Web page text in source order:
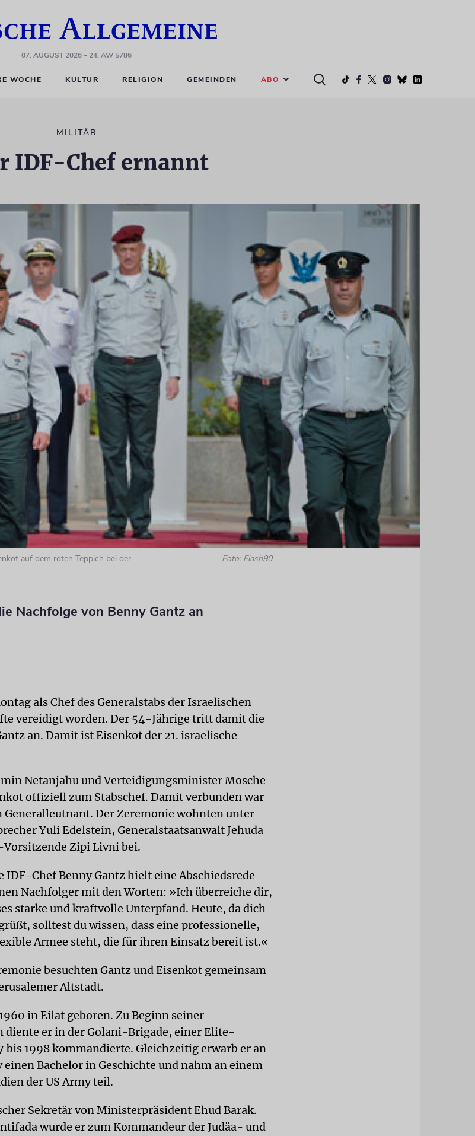
07. AUGUST 2026– 24. AW 5786
WOCHE KULTUR RELIGION GEMEINDEN ABO
MILITÄR
IDF-Chef ernannt
auf dem roten Teppich bei der
Foto: Flash90
Nachfolge von Benny Gantz an
als Chef des Generalstabs der Israelischen
vereidigt worden. Der 54-Jährige tritt damit die
an. Damit ist Eisenkot der 21. israelische
Netanjahu und Verteidigungsminister Mosche
offiziell zum Stabschef. Damit verbunden war
Generalleutnant. Der Zeremonie wohnten unter
Yuli Edelstein, Generalstaatsanwalt Jehuda
Zipi Livni bei.
IDF-Chef Benny Gantz hielt eine Abschiedsrede
Nachfolger mit den Worten: »Ich überreiche dir,
starke und kraftvolle Unterpfand. Heute, da dich
solltest du wissen, dass eine professionelle,
Armee steht, die für ihren Einsatz bereit ist.«
besuchten Gantz und Eisenkot gemeinsam
Altstadt.
in Eilat geboren. Zu Beginn seiner
er in der Golani-Brigade, einer Elite-
bis 1998 kommandierte. Gleichzeitig erwarb er an
Bachelor in Geschichte und nahm an einem
der US Army teil.
Sekretär von Ministerpräsident Ehud Barak.
wurde er zum Kommandeur der Judäa- und